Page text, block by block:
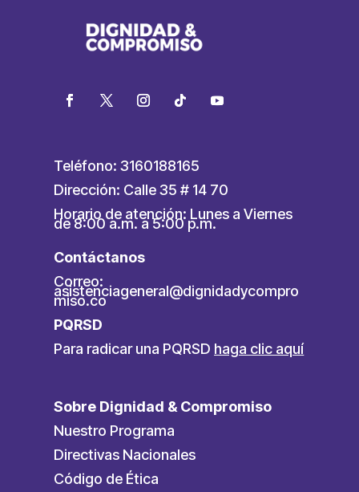
Teléfono: 3160188165
Dirección: Calle 35 # 14 70
Horario de atención: Lunes a Viernes
de 8:00 a.m. a 5:00 p.m.
Contáctanos
Correo:
asistenciageneral@dignidadycompro
miso.co
PQRSD
Para radicar una PQRSD haga clic aquí
Sobre Dignidad & Compromiso
Nuestro Programa
Directivas Nacionales
Código de Ética